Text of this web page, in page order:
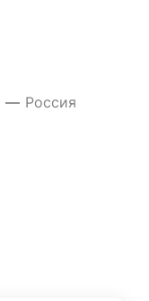
— Россия